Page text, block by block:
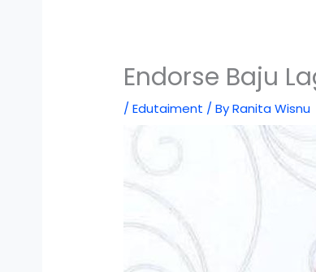
Endorse Baju
/Edutaiment / ByRanita Wisnu